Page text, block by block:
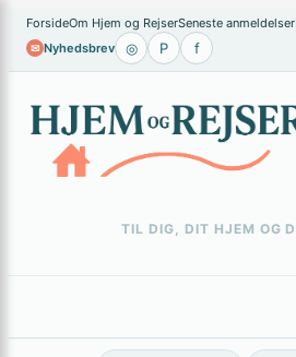
ForsideOm Hjem og RejserSeneste anmeldelser
✉ Nyhedsbrev ◎ P f
TIL DIG, DIT HJEM OG